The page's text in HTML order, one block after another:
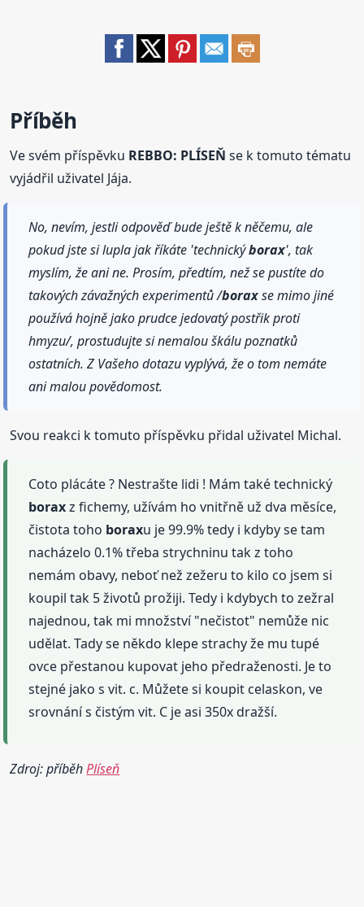
Příběh
Ve svém příspěvku REBBO: PLÍSEŇ se k tomuto tématu
vyjádřil uživatel Jája.
No, nevím, jestli odpověď bude ještě k něčemu, ale
pokud jste si lupla jak říkáte 'technickýborax', tak
myslím, že ani ne. Prosím, předtím, než se pustíte do
takových závažných experimentů /boraxse mimo jiné
používá hojně jako prudce jedovatý postřik proti
hmyzu/, prostudujte si nemalou škálu poznatků
ostatních. Z Vašeho dotazu vyplývá, že o tom nemáte
ani malou povědomost.
Svou reakci k tomuto příspěvku přidal uživatel Michal.
Coto plácáte ? Nestrašte lidi ! Mám také technický
boraxz fichemy, užívám ho vnitřně už dva měsíce,
čistota toho boraxu je 99.9% tedy i kdyby se tam
nacházelo 0.1% třeba strychninu tak z toho
nemám obavy, neboť než zežeru to kilo co jsem si
koupil tak 5 životů prožiji. Tedy i kdybych to zežral
najednou, tak mi množství "nečistot" nemůže nic
udělat. Tady se někdo klepe strachy že mu tupé
ovce přestanou kupovat jeho předraženosti. Je to
stejné jako s vit. c. Můžete si koupit celaskon, ve
srovnání s čistým vit. C je asi 350x dražší.
Zdroj: příběhPlíseň